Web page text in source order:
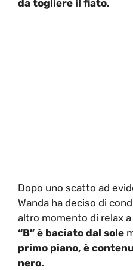
da togliere il fiato.
Dopo uno scatto ad
Wanda ha deciso di
altro momento di relax
“B” è baciato dal sole
primo piano, è
nero.